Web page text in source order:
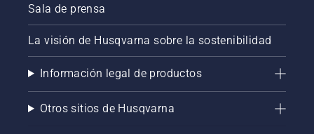
Sala de prensa
La visión de Husqvarna sobre la sostenibilidad
Información legal de productos
Otros sitios de Husqvarna